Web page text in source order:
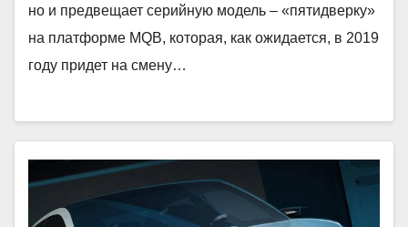
но и предвещает серийную модель – «пятидверку»
на платформе MQB, которая, как ожидается, в 2019
году придет на смену…